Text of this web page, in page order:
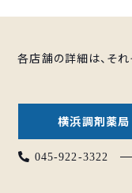
各店舗の詳細は、そ
横浜調剤薬局
045-922-3322